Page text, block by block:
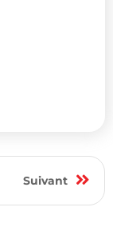
Suivant